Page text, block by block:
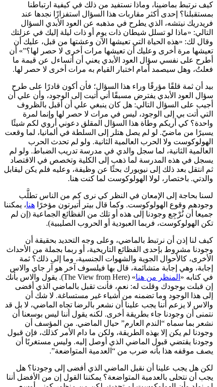
كيف نرتبط بماضينا، وماذا نستفيد من ذلك في كيفية ارتباطنا
بمستقبلنا؟ إحدى أكثر مقاربات هذا السؤال استفزازًا نجدها عند
فريدريك نيتشه، الذي يطرح في مذهبه عن العود الأبدي السؤال
التالي: «ماذا لو تسلل شيطان ذات يوم أو ذات ليلة إليك في عزلتك
وقال لك: «هذه الحياة التي تعيشها الآن وعشتها من قبل، عليك أن
تعيشها مرة أخرى وعليك أن تعيشها مرات أخرى لا حصر لها؟”» أن
أطرح على نفسي سؤال العود الأبدي يعني أن أتساءل عن قيمة ما
فعلتُ، وهل سيصمد أمام اختبار القيام به مرات أخرى لا حصر لها.
بيد أن ثمة قلقًا مؤرقًا وراء هذا السؤال؛ فأن أكون قادرًا على طرح
سؤال العود الأبدي يفترض مسبقًا أني أتيت إلى الوجود، وأن علي أن
أجيب على السؤال التالي: هل كان ينبغي علي أن أقبل بالظروف
التي أتت بي إلى الوجود، ليس في مرات لا حصر لها وإنما لمرة
واحدة؟ كي أريكم وطأة هذا السؤال المقلق دعوني أروي لكم شيئًا
يسيرًا من ماضيّ. لو لم يصل هتلر إلى السلطة في ألمانيا، لما وقعت
الهولوكوست ولا الحرب العالمية الثانية. ولو لم تحدث الحرب
العالمية الثانية، لما سجل والدي في مدرسة تدريب الضباط. ولو لم
يسجل في هذه المدرسة لما ذهب إلى الكلية وتخصص في الاقتصاد
ثم انتقل بعد ذلك إلى نيويورك بحثًا عن وظيفة، وعليه فلم يكن ليقابل
والدتي. باختصار، لولا الهولوكوست لما كنت هنا.
لسنا بحاجة إلى الإمعان في النظر كي نرى كم من الناس تطلَّب
وجودهم وقوع الهولوكوست. وكما قال بيتر أتيرتون مؤخرًا هنا، يمكننا
جميعا أن نُرْجِع وجودنا إلى هذه أو تلك من الفظائع الجماعية (إن لم
تكن الهولوكوست، فربما العبودية أو الحروب الصليبية).
كيف لنا إذن أن نرتبط بالماضي، وعلى وجه التحديد بحقيقة أن
وجودنا مشروط بإحدى الفظائع التاريخية، أو ربما بجملة من الأحداث
الأخرى، كالأحوال الجوية والشهوات الجنسية، وما إلى ذلك؟ ثمة
إجابة، وهي إجابة متشائمة، قال بها فيلسوف آخر هو آر جاي والاس
في كتابه « المنظر من هنا
» (The View from Here). يقول والاس بأنك
إن قبلت بوجودك وقلت له: نعم، فأنت تقبل بالماضي الذي أفضى
إلى هذا الوجود وما تضمنه من أشياء غير مستساغة. لا شك أن
والاس لا يزعم أننا يجب علينا أن نشعر بالرضا تجاه الماضي، لا بل قد
نتمنى أن وجودنا جاء بطريقة أخرى. لكنه يقول أننا ليس بوسعنا أن
نشعر بما سماه “الندم العارم” حيال الماضي. من المؤسف أن
وجودنا لم يكن إلا بهذه الطريقة، ولكن ما دام الأمر كذلك، فإن قبول
وجودنا يقتضي قبول الماضي الذي أوصل إليه. وليس مستغربًا أن
يصف موقفه هذا بأنه ضرب من “العدمية المتواضعة”.
لكن هل يجب علينا أن نقبل الماضي الذي أفضى إلى وجودنا؟ هل
يجب أن نتحلى بالعدمية المتواضعة؟ يمكننا القول إن من الأفضل أننا